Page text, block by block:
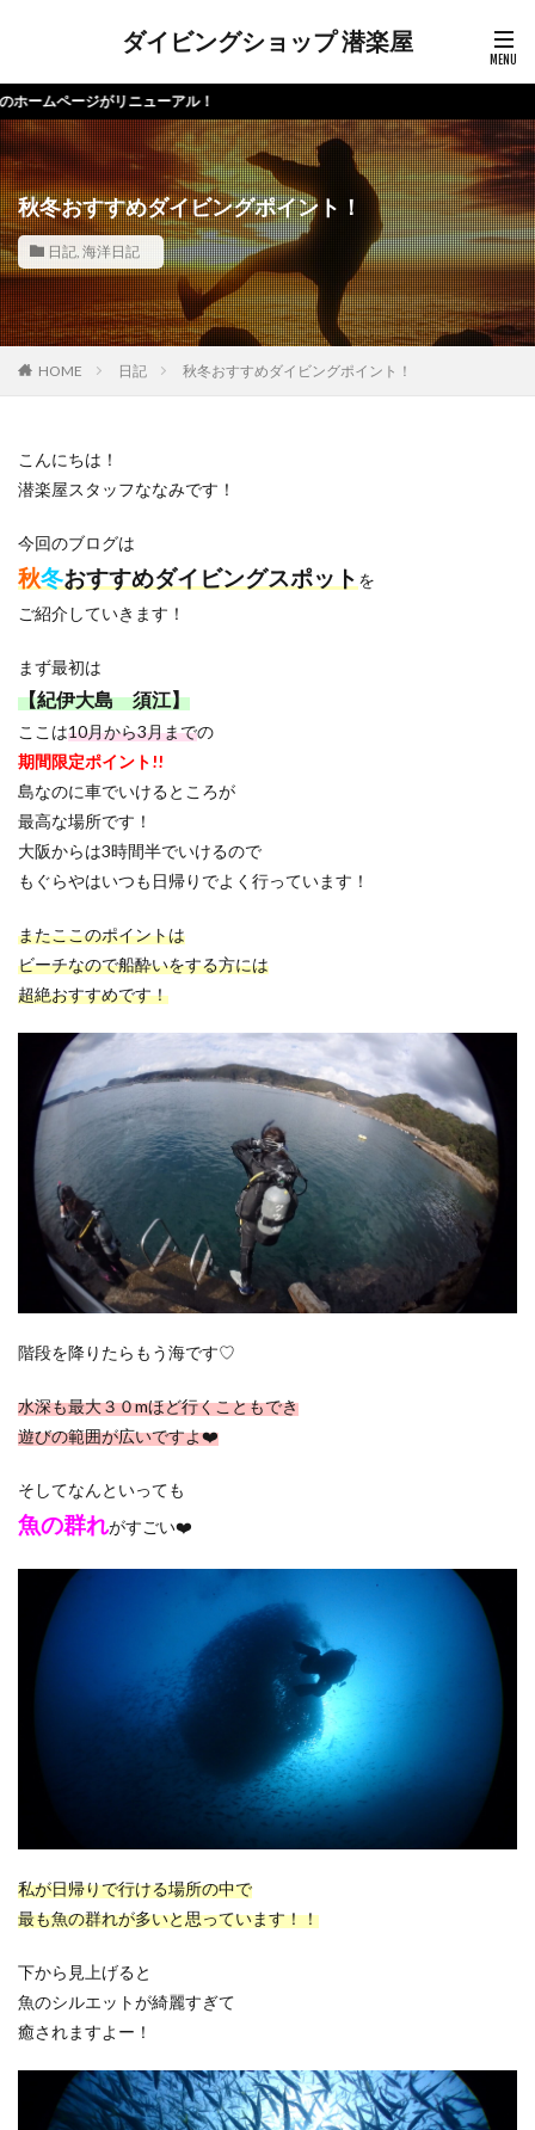
ダイビングショップ 潜楽屋
ーアル！
秋冬おすすめダイビングポイント！
日記, 海洋日記
HOME 日記 秋冬おすすめダイビングポイント！
こんにちは！
潜楽屋スタッフななみです！
今回のブログは
秋冬おすすめダイビングスポット を
ご紹介していきます！
まず最初は
【紀伊大島 須江】
ここは10月から3月までの
期間限定ポイント!!
島なのに車でいけるところが
最高な場所です！
大阪からは3時間半でいけるので
もぐらやはいつも日帰りでよく行っています！
またここのポイントは
ビーチなので船酔いをする方には
超絶おすすめです！
階段を降りたらもう海です♡
水深も最大３０mほど行くこともでき
遊びの範囲が広いですよ❤️
そしてなんといっても
魚の群れがすごい❤️
私が日帰りで行ける場所の中で
最も魚の群れが多いと思っています！！
下から見上げると
魚のシルエットが綺麗すぎて
癒されますよー！